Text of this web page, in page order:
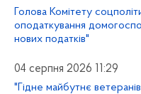
Голова Комітету
оподаткування
нових податків"
04 серпня 2026 11:29
"Гідне майбутнє